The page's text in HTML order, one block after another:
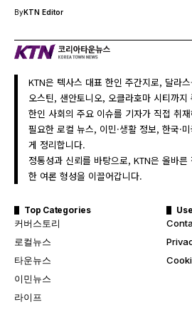
ByKTN Editor
KTN은 텍사스 대표 한인 주간지로, 달라
오스틴, 샌안토니오, 오클라호마 시티까지
한인 사회의 주요 이슈를 기자가 직접 취
필요한 로컬 뉴스, 이민·생활 정보, 한국·
게 정리합니다.
정통성과 신뢰를 바탕으로, KTN은 올바
한 여론 형성을 이끌어갑니다.
Top Categories
커버스토리
로컬뉴스
타운뉴스
이민뉴스
라이프